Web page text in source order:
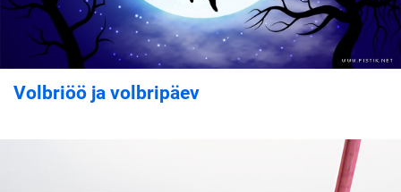
Volbriöö ja volbripäev